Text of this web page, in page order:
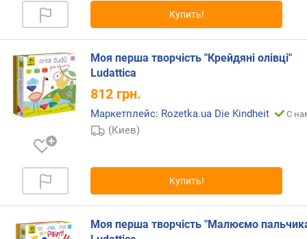
ы
о
р
о
г
м
о
д
о
р
о
Купить!
Моя перша творчість "Крейдяні олівці"
Ludattica
812 грн.
Маркетплейс: Rozetka.ua Die Kindheit С
(Киев)
Купить!
Моя перша творчість "Малюємо